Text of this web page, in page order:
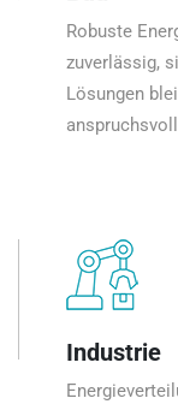
Robuste
zuverlässig,
Lösungen
Industrie